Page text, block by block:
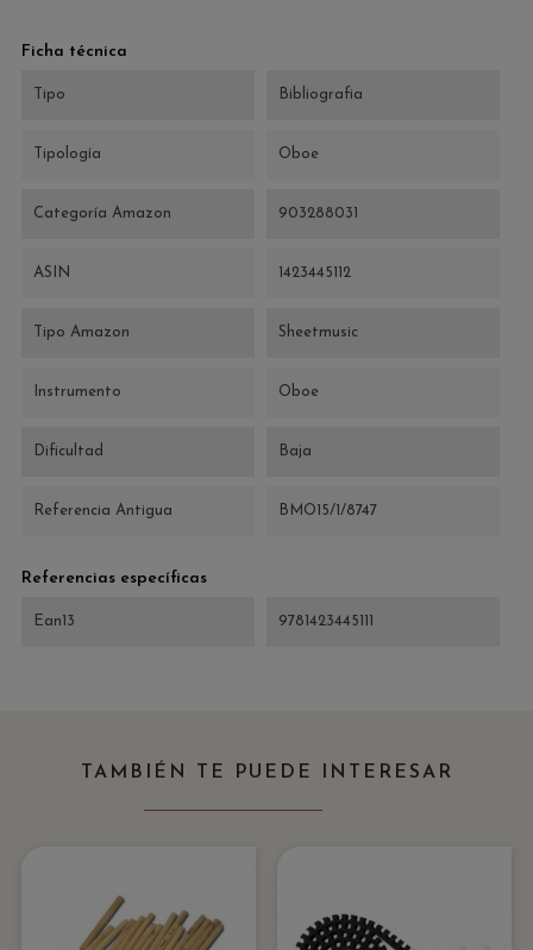
Ficha técnica
Tipo Bibliografia
Tipología Oboe
Categoría Amazon 903288031
ASIN 1423445112
Tipo Amazon Sheetmusic
Instrumento Oboe
Dificultad Baja
Referencia Antigua BMO15/1/8747
Referencias específicas
Ean13 9781423445111
TAMBIÉN TE PUEDE INTERESAR